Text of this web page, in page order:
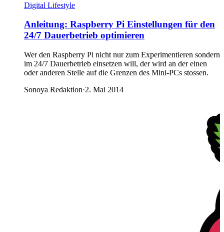
Digital Lifestyle
Anleitung: Raspberry Pi Einstellungen für den
24/7 Dauerbetrieb optimieren
Wer den Raspberry Pi nicht nur zum Experimentieren sondern
im 24/7 Dauerbetrieb einsetzen will, der wird an der einen
oder anderen Stelle auf die Grenzen des Mini-PCs stossen.
Sonoya Redaktion·2. Mai 2014